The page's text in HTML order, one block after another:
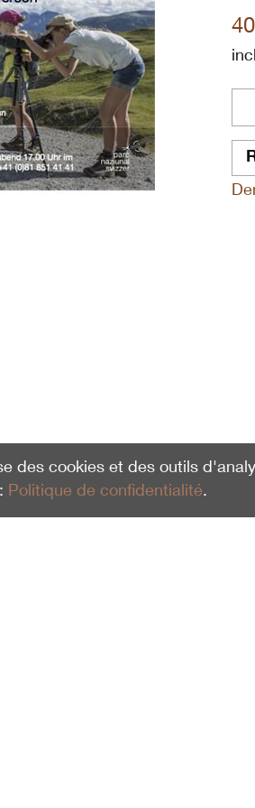
des cookies et des outils
Politique de confidentialité.